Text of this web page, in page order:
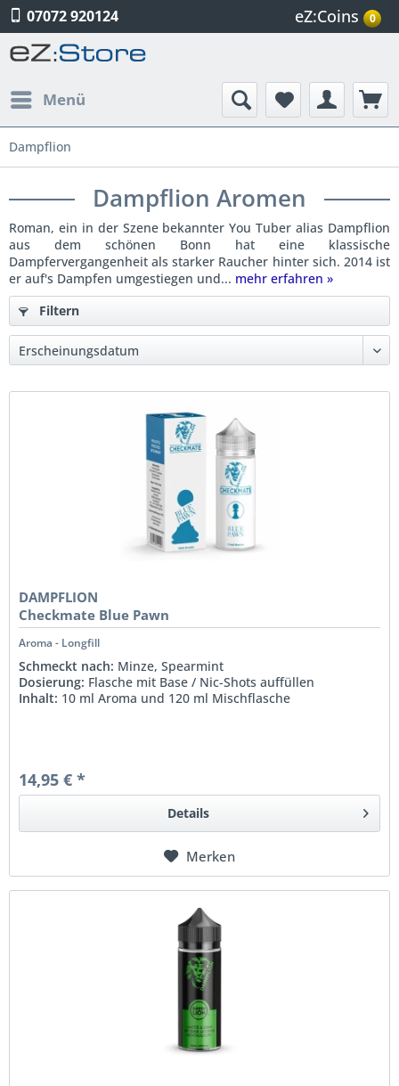
07072 920124 eZ:Coins 0
Menü
Dampflion
Dampflion Aromen
Roman, ein in der Szene bekannter You Tuber alias Dampflion
aus dem schönen Bonn hat eine klassische
Dampfervergangenheit als starker Raucher hinter sich. 2014 ist
er auf's Dampfen umgestiegen und... mehr erfahren »
Filtern
DAMPFLION
Checkmate Blue Pawn
Aroma - Longfill
Schmeckt nach: Minze, Spearmint
Dosierung: Flasche mit Base / Nic-Shots auffüllen
Inhalt: 10 ml Aroma und 120 ml Mischflasche
14,95 € *
Details
Merken